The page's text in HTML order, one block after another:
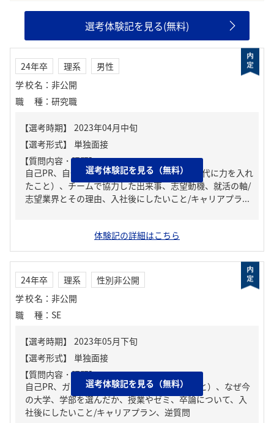
選考体験記を見る(無料)
24年卒 理系
男性
学校名 ： 非公開
職種 ： 研究職
【質問内容・課題】
自己PR、自分の強み/弱み、ガクチカ（学生時代に力を入れ
たこと）、チームで協力した出来事、志望動機、就活の軸/
志望業界とその理由、入社後にしたいこと/キャリアプラ...
選考体験記を見る（無料）
体験記の詳細はこちら
24年卒 理系
性別非公開
学校名 ： 非公開
職種 ： SE
【質問内容・課題】
自己PR、ガクチカ（学生時代に力を入れたこと）、なぜ今
の大学、学部を選んだか、授業やゼミ、卒論について、入
社後にしたいこと/キャリアプラン、逆質問
選考体験記を見る（無料）